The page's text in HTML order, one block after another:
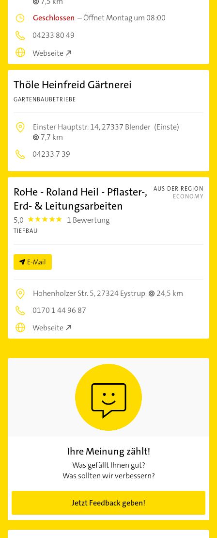
Geschlossen –Öffnet Montag um 08:00
04233 80 49
Webseite
Thöle Heinfreid Gärtnerei
GARTENBAUBETRIEBE
Einster Hauptstr. 14,27337 Blender (Einste)
7,7 km
04233 7 39
AUS DER REGION
ECONOMY
RoHe - Roland Heil - Pflaster-,
Erd- & Leitungsarbeiten
5,0 5.0 1 Bewertung
TIEFBAU
E-Mail
Hohenholzer Str. 5,27324 Eystrup
24,5 km
0170 1 44 96 87
Webseite
Ihre Meinung zählt!
Was gefällt Ihnen gut?
Was sollten wir verbessern?
Jetzt Feedback geben!